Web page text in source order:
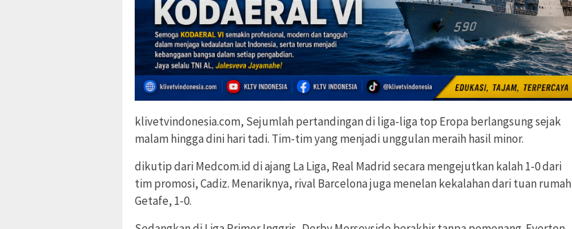
klivetvindonesia.com, Sejumlah pertandingan di liga-liga top Eropa berlangsung sejak
malam hingga dini hari tadi. Tim-tim yang menjadi unggulan meraih hasil minor.
dikutip dari Medcom.id di ajang La Liga, Real Madrid secara mengejutkan kalah 1-0 dari
tim promosi, Cadiz. Menariknya, rival Barcelona juga menelan kekalahan dari tuan rumah
Getafe, 1-0.